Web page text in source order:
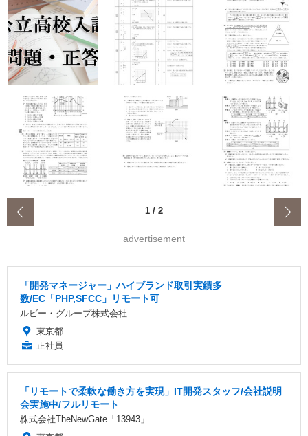
1 / 2
advertisement
「開発マネージャー」ハイブランド取引実績多
数/EC「PHP,SFCC」リモート可
ルビー・グループ株式会社
東京都
正社員
「リモートで柔軟な働き方を実現」IT開発スタッフ/会社説明
会実施中/フルリモート
株式会社TheNewGate「13943」